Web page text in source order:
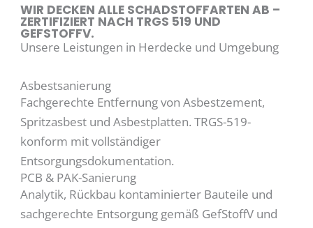
WIR DECKEN ALLE SCHADSTOFFARTEN AB –
ZERTIFIZIERT NACH TRGS 519 UND
GEFSTOFFV.
Unsere Leistungen in Herdecke und Umgebung
Asbestsanierung
Fachgerechte Entfernung von Asbestzement,
Spritzasbest und Asbestplatten. TRGS-519-
konform mit vollständiger
Entsorgungsdokumentation.
PCB & PAK-Sanierung
Analytik, Rückbau kontaminierter Bauteile und
sachgerechte Entsorgung gemäß GefStoffV und